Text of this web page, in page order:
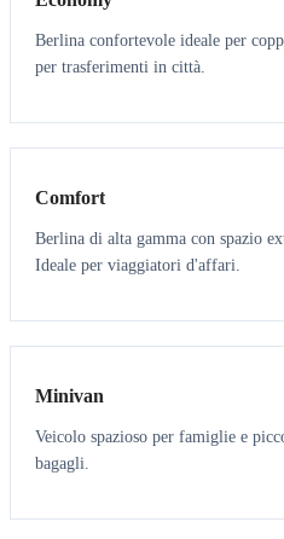
Berlina confortevole ideale per
per trasferimenti in città.
3 3
Comfort
Berlina di alta gamma con spazio
Ideale per viaggiatori d'affari.
6 5
Minivan
Veicolo spazioso per famiglie e
bagagli.
7 7